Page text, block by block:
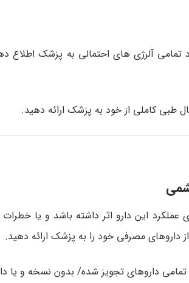
تمامی آلرژی های احتمالی به پزشک
طبی کاملی از خود به پزشک ارائه دهید.
این دارو اثر داشته باشد و یا
داروهای مصرفی خود را به پزشک ارائه دهید.
تمامی داروهای تجویز شده/ بدون نسخه و